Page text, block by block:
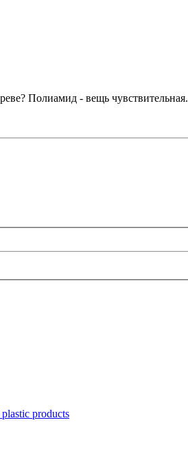
Полиамид - вещь чувствительная.
products